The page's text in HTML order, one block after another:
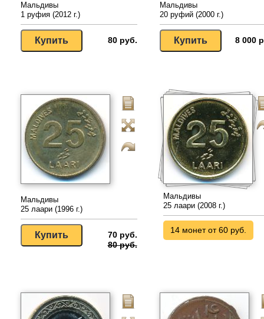
Мальдивы
1 руфия (2012 г.)
80 руб.
Мальдивы
20 руфий (2000 г.)
8 000
Мальдивы
25 лаари (1996 г.)
70 руб.
80 руб.
Мальдивы
25 лаари (2008 г.)
14 монет от 60 руб.